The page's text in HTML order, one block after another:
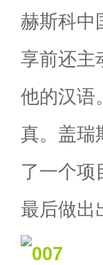
赫斯科中
享前还主
他的汉语
真。盖瑞
了一个项
最后做出